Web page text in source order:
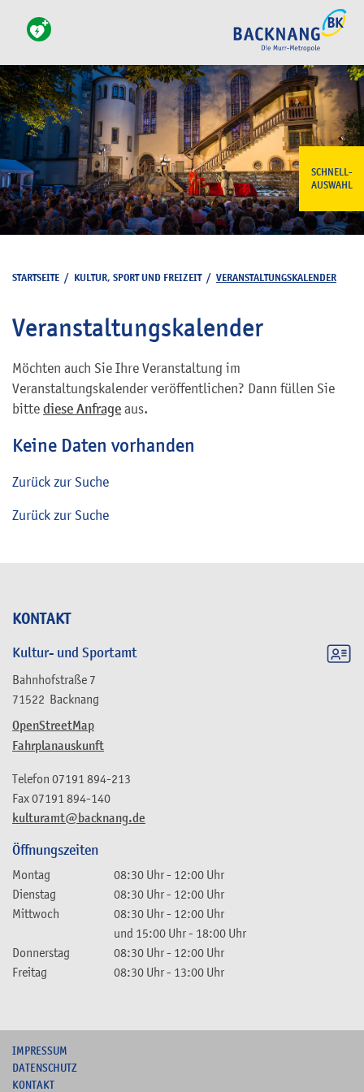
SCHNELL-
AUSWAHL
KONTAKT
Kultur- und Sportamt
Bahnhofstraße 7
71522 Backnang
OpenStreetMap
Fahrplanauskunft
kulturamt@backnang.de
Telefon 07191 894-213
Fax07191 894-140
Öffnungszeiten
Montag 08:30 Uhr- 12:00 Uhr
Dienstag
08:30 Uhr- 12:00 Uhr
Mittwoch
08:30 Uhr- 12:00 Uhr
und 15:00 Uhr- 18:00 Uhr
Donnerstag
08:30 Uhr- 12:00 Uhr
Freitag
08:30 Uhr- 13:00 Uhr
STARTSEITE / KULTUR, SPORT UND FREIZEIT/ VERANSTALTUNGSKALENDER
Veranstaltungskalender
Möchten auch Sie Ihre Veranstaltung im
Veranstaltungskalender veröffentlichen? Dann füllen Sie
bitte diese Anfrage aus.
Keine Daten vorhanden
Zurück zur Suche
Zurück zur Suche
IMPRESSUM
DATENSCHUTZ
KONTAKT